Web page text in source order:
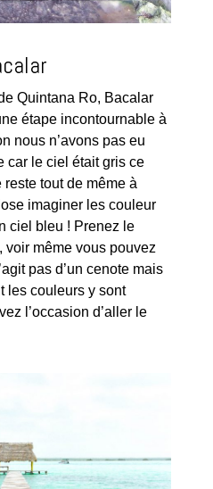
Quintana Ro, Bacalar
étape incontournable à
nous n’avons pas eu
car le ciel était gris ce
tout de même à
imaginer les couleur
ciel bleu ! Prenez le
voir même vous pouvez
pas d’un cenote mais
les couleurs y sont
l’occasion d’aller le